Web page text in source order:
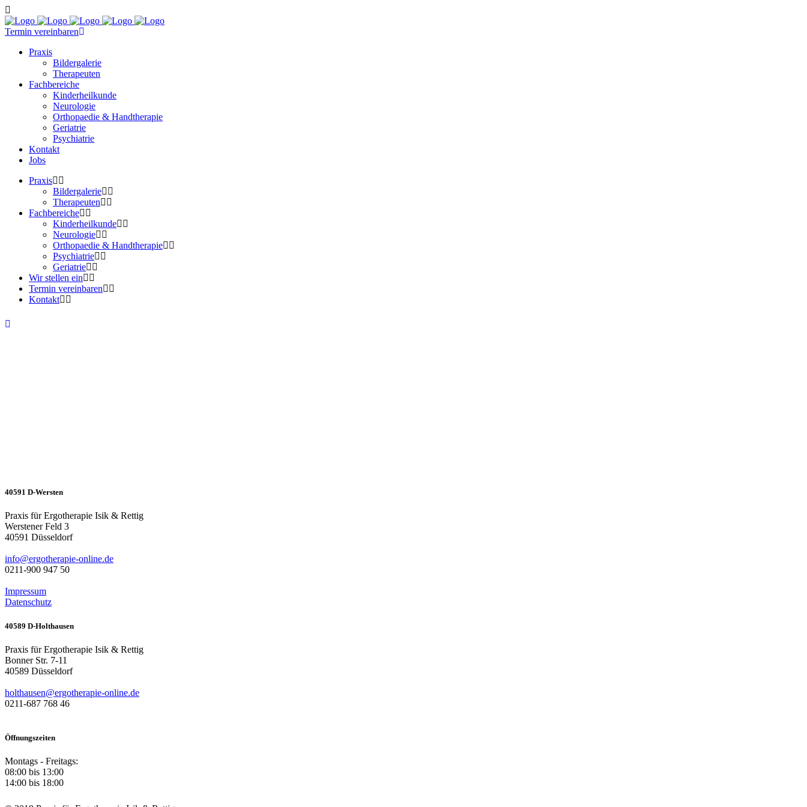
Termin vereinbaren
Praxis
Bildergalerie
Therapeuten
Fachbereiche
Kinderheilkunde
Neurologie
Orthopaedie & Handtherapie
Geriatrie
Psychiatrie
Kontakt
Jobs
Praxis
Bildergalerie
Therapeuten
Fachbereiche
Kinderheilkunde
Neurologie
Orthopaedie & Handtherapie
Psychiatrie
Geriatrie
Wir stellen ein
Termin vereinbaren
Kontakt
40591 D-Wersten
Praxis für Ergotherapie Isik & Rettig
Werstener Feld 3
40591 Düsseldorf
info@ergotherapie-online.de
0211-900 947 50
Impressum
Datenschutz
40589 D-Holthausen
Praxis für Ergotherapie Isik & Rettig
Bonner Str. 7-11
40589 Düsseldorf
holthausen@ergotherapie-online.de
0211-687 768 46
Öffnungszeiten
Montags - Freitags:
08:00 bis 13:00
14:00 bis 18:00